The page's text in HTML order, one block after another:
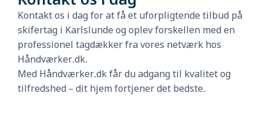
Kontakt os i dag for at få et uforpligtende tilbud på
skifertag i Karlslunde og oplev forskellen med en
professionel tagdækker fra vores netværk hos
Håndværker.dk.
Med Håndværker.dk får du adgang til kvalitet og
tilfredshed – dit hjem fortjener det bedste.